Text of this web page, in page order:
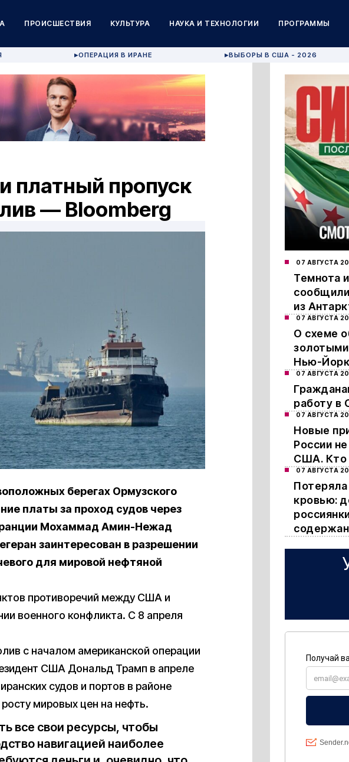
ПРОИСШЕСТВИЯ КУЛЬТУРА НАУКА И ТЕХНОЛОГИИ ПРОГРАММЫ
▶ОПЕРАЦИЯ В ИРАНЕ ▶ВЫБОРЫ В США - 2026
платный пропуск
— Bloomberg
берегах Ормузского
платы за проход судов через
Мохаммад Амин-Нежад
заинтересован в разрешении
для мировой нефтяной
противоречий между США и
военного конфликта. С 8 апреля
с началом американской операции
США Дональд Трамп в апреле
судов и портов в районе
мировых цен на нефть.
все свои ресурсы, чтобы
навигацией наиболее
07 АВГУСТА
Темнота
из
07 АВГУСТА
О схеме
золотыми
Нью-
07 АВГУСТА
работу в
07 АВГУСТА
Новые
России
США. Кто
07 АВГУСТА
Потеряла
кровью: